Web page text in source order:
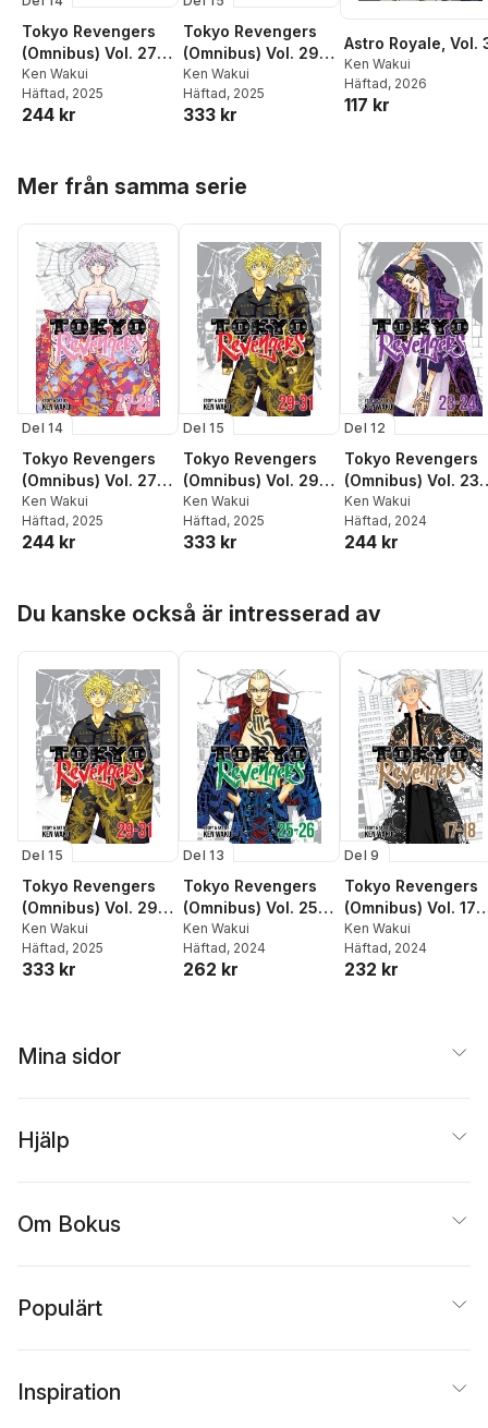
Tokyo Revengers
(Omnibus) Vol. 27-
28
Ken Wakui
Häftad, 2025
244 kr
Tokyo Revengers
(Omnibus) Vol. 29-
31
Ken Wakui
Häftad, 2025
333 kr
Astro Royale, Vol.
Ken Wakui
Häftad, 2026
117 kr
Mer från samma serie
Del 14
Tokyo Revengers
(Omnibus) Vol. 27-
28
Ken Wakui
Häftad, 2025
244 kr
Del 15
Tokyo Revengers
(Omnibus) Vol. 29-
31
Ken Wakui
Häftad, 2025
333 kr
Del 12
Tokyo Revengers
(Omnibus) Vol. 23-
24
Ken Wakui
Häftad, 2024
244 kr
Du kanske också är intresserad av
Del 15
Tokyo Revengers
(Omnibus) Vol. 29-
31
Ken Wakui
Häftad, 2025
333 kr
Del 13
Tokyo Revengers
(Omnibus) Vol. 25-
26
Ken Wakui
Häftad, 2024
262 kr
Del 9
Tokyo Revengers
(Omnibus) Vol. 17-
18
Ken Wakui
Häftad, 2024
232 kr
Mina sidor
Hjälp
Om Bokus
Populärt
Inspiration